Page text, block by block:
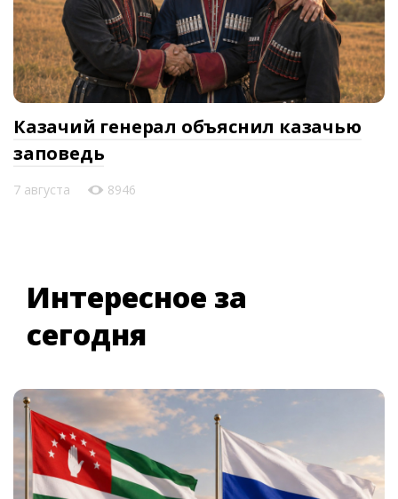
Казачий генерал объяснил казачью
заповедь
7 августа 8946
Интересное за
сегодня